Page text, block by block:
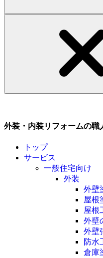
外装・内装リフォームの
トップ
サービス
一般住宅向け
外装
外壁
屋根
屋根
外壁
外壁
防水
倉庫